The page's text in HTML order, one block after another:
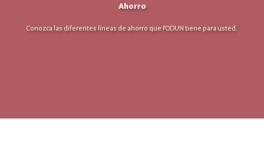
Ahorro
Conozca las diferentes líneas de ahorro que FODUN tiene para usted.